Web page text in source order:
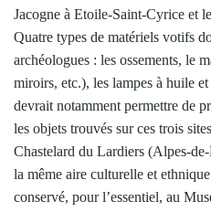
Jacogne à Etoile-Saint-Cyrice et
Quatre types de matériels votifs
archéologues : les ossements, le
miroirs, etc.), les lampes à huile
devrait notamment permettre de
les objets trouvés sur ces trois
Chastelard du Lardiers (Alpes-
la même aire culturelle et
conservé, pour l’essentiel, au